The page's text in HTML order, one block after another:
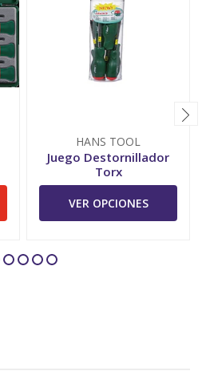
HANS TOOL
Juego Destornillador
Torx
VER OPCIONES